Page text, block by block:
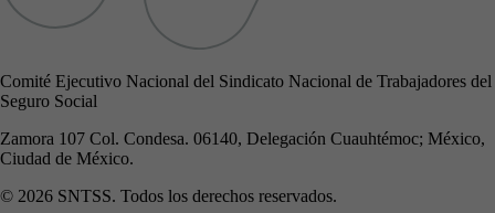
Comité Ejecutivo Nacional del Sindicato Nacional de Trabajadores del
Seguro Social
Zamora 107 Col. Condesa. 06140, Delegación Cuauhtémoc; México,
Ciudad de México.
© 2026 SNTSS. Todos los derechos reservados.